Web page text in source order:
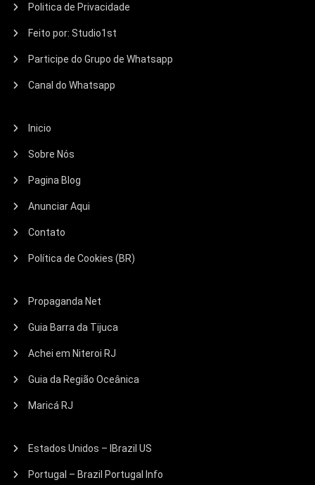
Politica de Privacidade
Feito por: Studio1st
Participe do Grupo de Whatsapp
Canal do Whatsapp
Inicio
Sobre Nós
Pagina Blog
Anunciar Aqui
Contato
Política de Cookies (BR)
Propaganda Net
Guia Barra da Tijuca
Achei em Niteroi RJ
Guia da Região Oceânica
Maricá RJ
Estados Unidos – IBrazil US
Portugal – Brazil Portugal Info